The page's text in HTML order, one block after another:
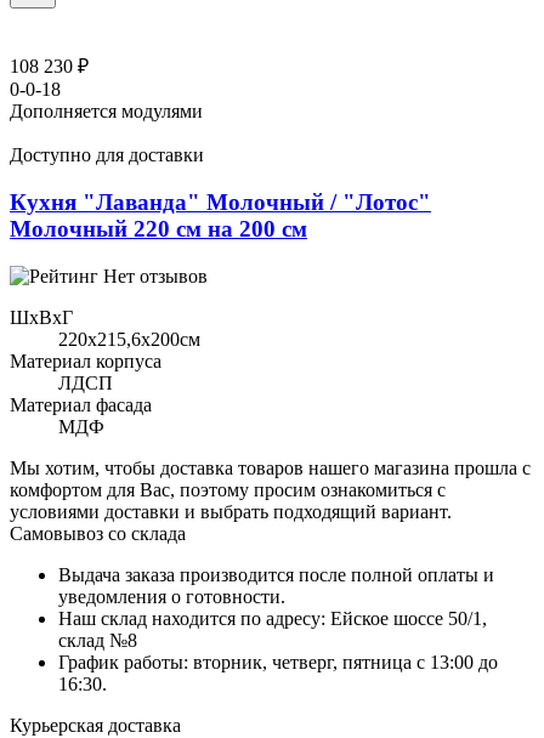
108 230 ₽
0-0-18
Дополняется модулями
Доступно для доставки
Кухня "Лаванда" Молочный / "Лотос"
Молочный 220 см на 200 см
Нет отзывов
ШхВхГ
220x215,6х200см
Материал корпуса
ЛДСП
Материал фасада
МДФ
Мы хотим, чтобы доставка товаров нашего магазина прошла с
комфортом для Вас, поэтому просим ознакомиться с
условиями доставки и выбрать подходящий вариант.
Самовывоз со склада
Выдача заказа производится после полной оплаты и
уведомления о готовности.
Наш склад находится по адресу: Ейское шоссе 50/1,
склад №8
График работы: вторник, четверг, пятница с 13:00 до
16:30.
Курьерская доставка